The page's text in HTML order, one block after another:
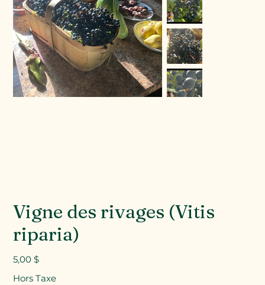
Vigne des rivages (Vitis
riparia)
Prix
5,00 $
Hors Taxe